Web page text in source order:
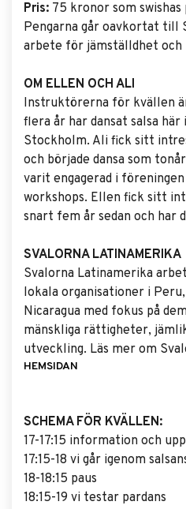
Pris: 75 kronor som
Pengarna går oavkortat till
arbete för jämställdhet
OM ELLEN OCH ALI
Instruktörerna för kvällen
flera år har dansat salsa här
Stockholm. Ali fick sitt
och började dansa som
varit engagerad i
workshops. Ellen fick sitt
snart fem år sedan och har
SVALORNA LATINAMERIKA
Svalorna Latinamerika
lokala organisationer i
Nicaragua med fokus på
mänskliga rättigheter,
utveckling. Läs mer om
HEMSIDAN
SCHEMA FÖR KVÄLLEN:
17-17:15 information och
17:15-18 vi går igenom
18-18:15 paus
18:15-19 vi testar pardans